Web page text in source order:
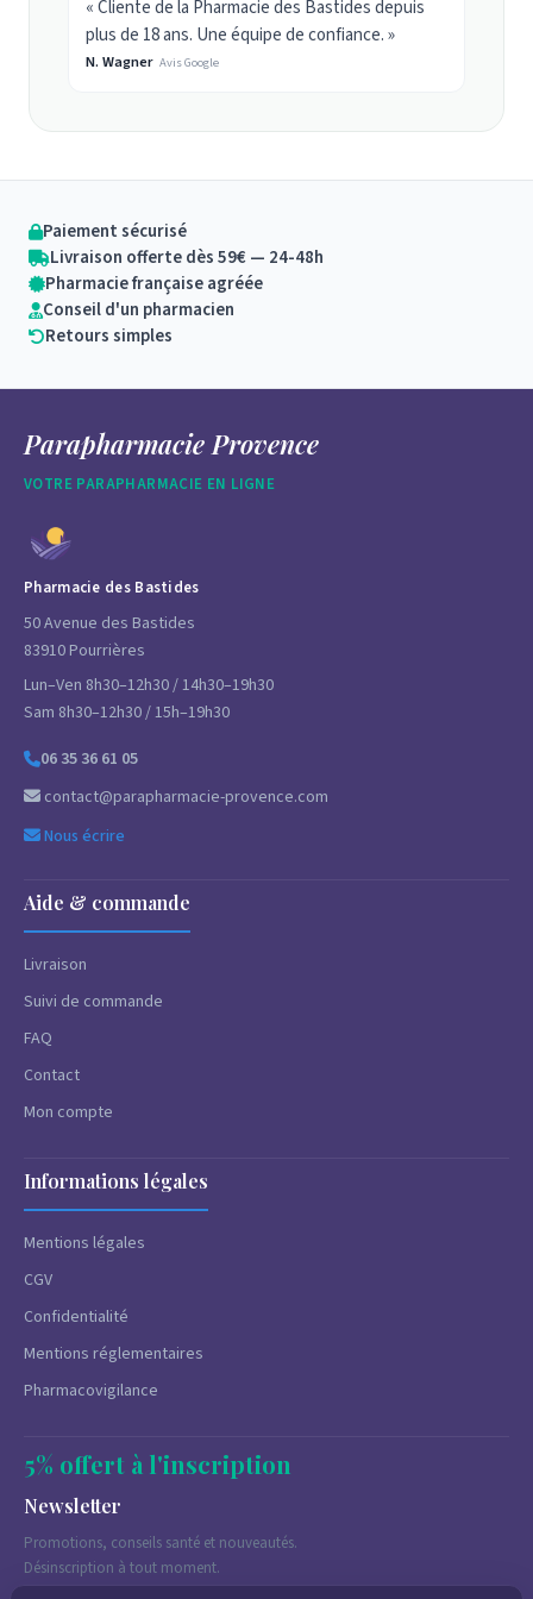
« Cliente de la Pharmacie des Bastides depuis
plus de 18 ans. Une équipe de confiance. »
N. Wagner Avis Google
Paiement sécurisé
Livraison offerte dès 59€ — 24-48h
Pharmacie française agréée
Conseil d'un pharmacien
Retours simples
Parapharmacie Provence
VOTRE PARAPHARMACIE EN LIGNE
Pharmacie des Bastides
50 Avenue des Bastides
83910 Pourrières
Lun–Ven 8h30–12h30 / 14h30–19h30
Sam 8h30–12h30 / 15h–19h30
06 35 36 61 05
contact@parapharmacie-provence.com
Nous écrire
Aide & commande
Livraison
Suivi de commande
FAQ
Contact
Mon compte
Informations légales
Mentions légales
CGV
Confidentialité
Mentions réglementaires
Pharmacovigilance
5% offert à l'inscription
Newsletter
Promotions, conseils santé et nouveautés.
Désinscription à tout moment.